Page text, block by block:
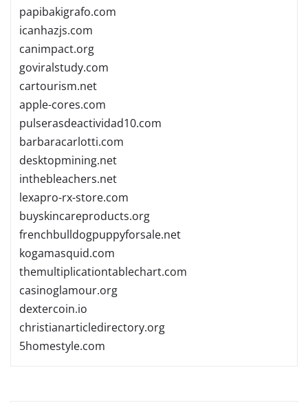
papibakigrafo.com
icanhazjs.com
canimpact.org
goviralstudy.com
cartourism.net
apple-cores.com
pulserasdeactividad10.com
barbaracarlotti.com
desktopmining.net
inthebleachers.net
lexapro-rx-store.com
buyskincareproducts.org
frenchbulldogpuppyforsale.net
kogamasquid.com
themultiplicationtablechart.com
casinoglamour.org
dextercoin.io
christianarticledirectory.org
5homestyle.com